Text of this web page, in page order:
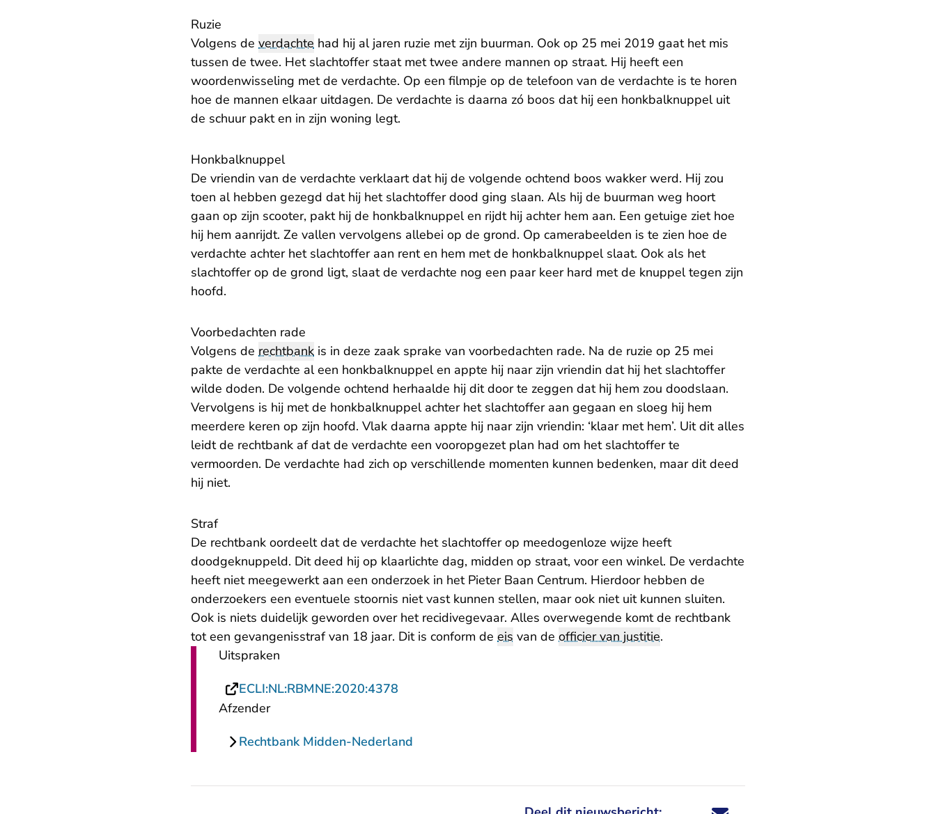
Ruzie
Volgens de verdachte had hij al jaren ruzie met zijn buurman. Ook op 25 mei 2019 gaat het mis
tussen de twee. Het slachtoffer staat met twee andere mannen op straat. Hij heeft een
woordenwisseling met de verdachte. Op een filmpje op de telefoon van de verdachte is te horen
hoe de mannen elkaar uitdagen. De verdachte is daarna zó boos dat hij een honkbalknuppel uit
de schuur pakt en in zijn woning legt.
Honkbalknuppel
De vriendin van de verdachte verklaart dat hij de volgende ochtend boos wakker werd. Hij zou
toen al hebben gezegd dat hij het slachtoffer dood ging slaan. Als hij de buurman weg hoort
gaan op zijn scooter, pakt hij de honkbalknuppel en rijdt hij achter hem aan. Een getuige ziet hoe
hij hem aanrijdt. Ze vallen vervolgens allebei op de grond. Op camerabeelden is te zien hoe de
verdachte achter het slachtoffer aan rent en hem met de honkbalknuppel slaat. Ook als het
slachtoffer op de grond ligt, slaat de verdachte nog een paar keer hard met de knuppel tegen zijn
hoofd.
Voorbedachten rade
Volgens de rechtbank is in deze zaak sprake van voorbedachten rade. Na de ruzie op 25 mei
pakte de verdachte al een honkbalknuppel en appte hij naar zijn vriendin dat hij het slachtoffer
wilde doden. De volgende ochtend herhaalde hij dit door te zeggen dat hij hem zou doodslaan.
Vervolgens is hij met de honkbalknuppel achter het slachtoffer aan gegaan en sloeg hij hem
meerdere keren op zijn hoofd. Vlak daarna appte hij naar zijn vriendin: ‘klaar met hem’. Uit dit alles
leidt de rechtbank af dat de verdachte een vooropgezet plan had om het slachtoffer te
vermoorden. De verdachte had zich op verschillende momenten kunnen bedenken, maar dit deed
hij niet.
Straf
De rechtbank oordeelt dat de verdachte het slachtoffer op meedogenloze wijze heeft
doodgeknuppeld. Dit deed hij op klaarlichte dag, midden op straat, voor een winkel. De verdachte
heeft niet meegewerkt aan een onderzoek in het Pieter Baan Centrum. Hierdoor hebben de
onderzoekers een eventuele stoornis niet vast kunnen stellen, maar ook niet uit kunnen sluiten.
Ook is niets duidelijk geworden over het recidivegevaar. Alles overwegende komt de rechtbank
tot een gevangenisstraf van 18 jaar. Dit is conform de eis van de officier van justitie.
Uitspraken
ECLI:NL:RBMNE:2020:4378
Afzender
Rechtbank Midden-Nederland